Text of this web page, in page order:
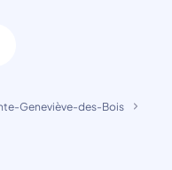
Geneviève-des-Bois